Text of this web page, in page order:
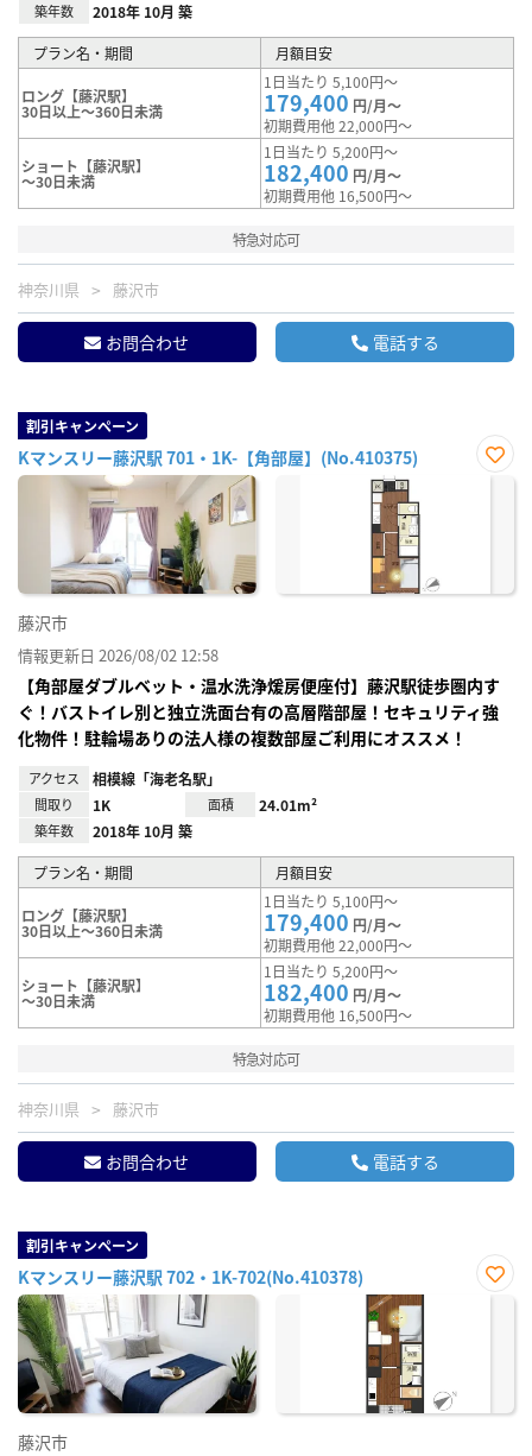
築年数 2018年 10月 築
プラン名・期間 月額目安
ロング【藤沢駅】
30日以上～360日未満
1日当たり 5,100円～
179,400 円/月～
初期費用他 22,000円～
ショート【藤沢駅】
～30日未満
1日当たり 5,200円～
182,400 円/月～
初期費用他 16,500円～
特急対応可
神奈川県 藤沢市
お問合わせ 電話する
割引キャンペーン
Kマンスリー藤沢駅 701・1K-【角部屋】(No.410375)
お気
藤沢市
情報更新日 2026/08/02 12:58
【角部屋ダブルベット・温水洗浄煖房便座付】藤沢駅徒歩圏内す
ぐ！バストイレ別と独立洗面台有の高層階部屋！セキュリティ強
化物件！駐輪場ありの法人様の複数部屋ご利用にオススメ！
アクセス 相模線「海老名駅」
間取り 1K 面積 24.01m²
築年数 2018年 10月 築
プラン名・期間 月額目安
ロング【藤沢駅】
30日以上～360日未満
1日当たり 5,100円～
179,400 円/月～
初期費用他 22,000円～
ショート【藤沢駅】
～30日未満
1日当たり 5,200円～
182,400 円/月～
初期費用他 16,500円～
特急対応可
神奈川県 藤沢市
お問合わせ 電話する
割引キャンペーン
Kマンスリー藤沢駅 702・1K-702(No.410378)
お気
藤沢市